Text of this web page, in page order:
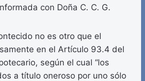
con Doña C. C. G.
no es otro que el
en el Artículo 93.4 del
según el cual “los
a título oneroso por uno sólo